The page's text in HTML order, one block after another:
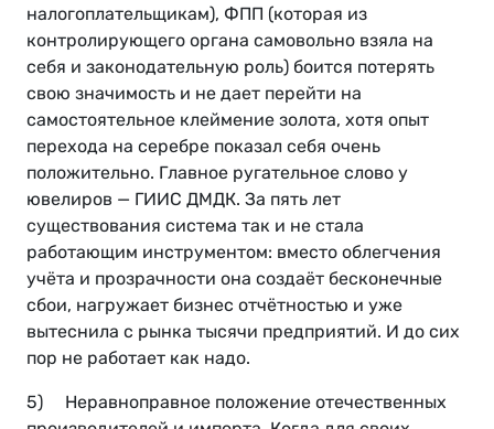
налогоплательщикам), ФПП (которая из
контролирующего органа самовольно взяла на
себя и законодательную роль) боится потерять
свою значимость и не дает перейти на
самостоятельное клеймение золота, хотя опыт
перехода на серебре показал себя очень
положительно. Главное ругательное слово у
ювелиров — ГИИС ДМДК. За пять лет
существования система так и не стала
работающим инструментом: вместо облегчения
учёта и прозрачности она создаёт бесконечные
сбои, нагружает бизнес отчётностью и уже
вытеснила с рынка тысячи предприятий. И до сих
пор не работает как надо.
5) Неравноправное положение отечественных